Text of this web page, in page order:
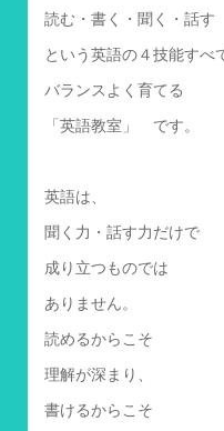
読む・書く・聞く・話す
という英語の４技能すべ
バランスよく育てる
「英語教室」 です。
英語は、
聞く力・話す力だけで
成り立つものでは
ありません。
読めるからこそ
理解が深まり、
書けるからこそ